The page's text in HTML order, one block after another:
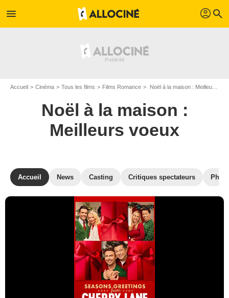
menu profil search
Accueil Cinéma Tous les films Films Romance Noël à la maison : Meilleurs voeux de Gail Harvey
Noël à la maison :
Meilleurs voeux
Accueil News Casting Critiques spectateurs